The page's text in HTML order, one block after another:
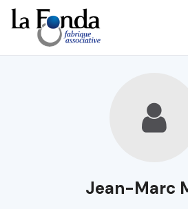
Aller
au
contenu
principal
Jean-Marc